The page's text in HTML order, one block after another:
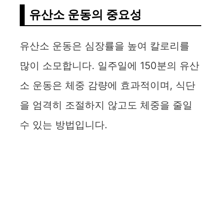
유산소 운동의 중요성
유산소 운동은 심장률을 높여 칼로리를
많이 소모합니다. 일주일에 150분의 유산
소 운동은 체중 감량에 효과적이며, 식단
을 엄격히 조절하지 않고도 체중을 줄일
수 있는 방법입니다.